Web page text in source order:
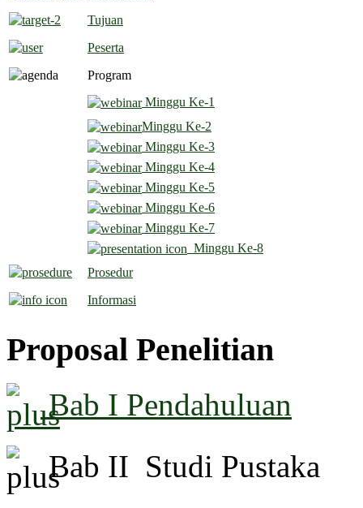
Tujuan
Peserta
Program
Minggu Ke-1
Minggu Ke-2
Minggu Ke-3
Minggu Ke-4
Minggu Ke-5
Minggu Ke-6
Minggu Ke-7
Minggu Ke-8
Prosedur
Informasi
Proposal Penelitian
Bab I Pendahuluan
Bab II Studi Pustaka